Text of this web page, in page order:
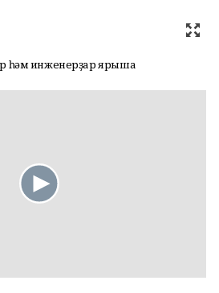
һәм инженерҙар ярыша